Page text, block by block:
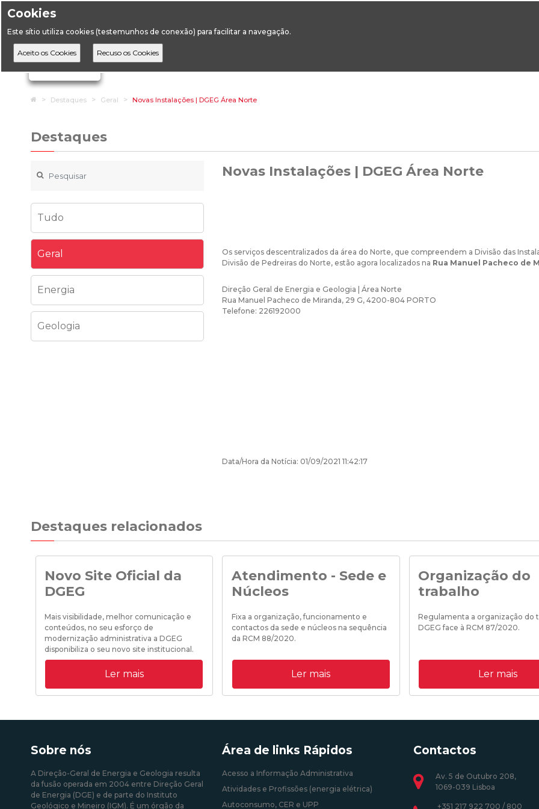
Cookies
Este sítio utiliza cookies (testemunhos de conexão) para facilitar a navegação.
Ignorar links de navegação
HomeDestaques Geral Novas Instalações | DGEG Área Norte
Destaques
Tudo
Geral
Energia
Geologia
Novas Instalações | DGEG Área Norte
Os serviços descentralizados da área do Norte, que compreendem a Divisão das
Divisão de Pedreiras do Norte, estão agora localizados na Rua Manuel Pacheco de
Direção Geral de Energia e Geologia | Área Norte
Rua Manuel Pacheco de Miranda, 29 G, 4200-804 PORTO
Telefone: 226192000
Data/Hora da Notícia: 01/09/2021 11:42:17
Destaques relacionados
Novo Site Oficial da
DGEG
Mais visibilidade, melhor comunicação e
conteúdos, no seu esforço de
modernização administrativa a DGEG
disponibiliza o seu novo site institucional.
31/08/2020 09:00:00
Ler mais
Atendimento - Sede e
Núcleos
Fixa a organização, funcionamento e
contactos da sede e núcleos na sequência
da RCM 88/2020.
Ler mais
Organização do
trabalho
Regulamenta a organização do
DGEG face à RCM 87/2020.
19/10/2020 18:35:00Ler mais
Sobre nós
A Direção-Geral de Energia e Geologia resulta
da fusão operada em 2004 entre Direção Geral
de Energia (DGE) e de parte do Instituto
Geológico e Mineiro (IGM). É um órgão da
Área de links Rápidos
Acesso a Informação Administrativa
Atividades e Profissões (energia elétrica)
Autoconsumo, CER e UPP
Contactos
Av. 5 de Outubro 208,
1069-039 Lisboa
+351 217 922 700 / 800